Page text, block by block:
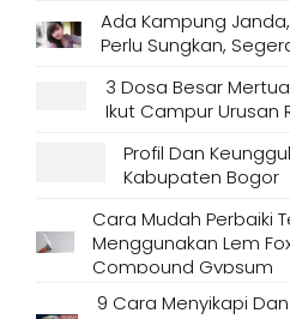
Ada Kampung
Perlu Sungkan,
3 Dosa Besar
Ikut Campur Urusan
Profil Dan
Kabupaten Bogor
Cara Mudah Perbaiki
Menggunakan Lem
Compound Gypsum
9 Cara Menyikapi